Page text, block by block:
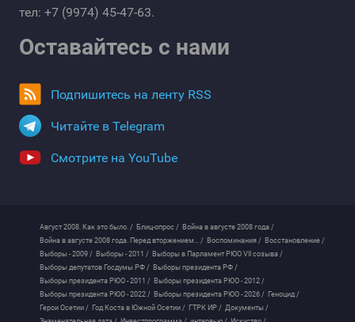
тел: +7 (9974) 45-47-63.
Оставайтесь с нами
Подпишитесь на ленту RSS
Читайте в Telegram
Смотрите на YouTube
Август 2008. Как это было. / Блиц-опрос / Война в августе 2008 года /
Война в августе 2008 года. Перед вторжением... / Воспоминания / Восстановление /
Выборы - 2009 / Выборы - 2011 / Выборы в Парламент РЮО VII созыва /
Выборы депутатов Госдумы РФ / Выборы президента РФ /
Выборы президента РЮО - 2011 / Выборы президента РЮО - 2012 /
Выборы президента РЮО - 2022 / Выборы президента РЮО - 2026 / Геноцид /
Герои Осетии / Год Коста в Южной Осетии / ГТРК ИР / Документы /